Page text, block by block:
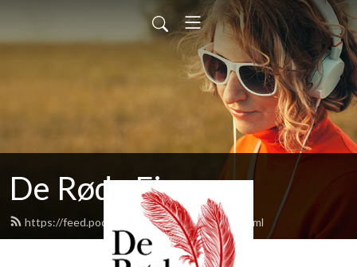
De Røde Fjer
https://feed.podbean.com/deroedefjer/feed.xml